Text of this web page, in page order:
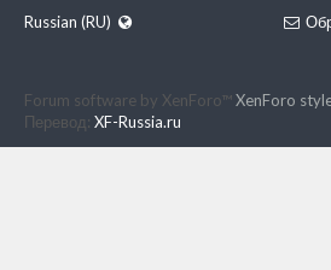
Russian (RU)
Forum software by XenForo™XenForo
Перевод: XF-Russia.ru